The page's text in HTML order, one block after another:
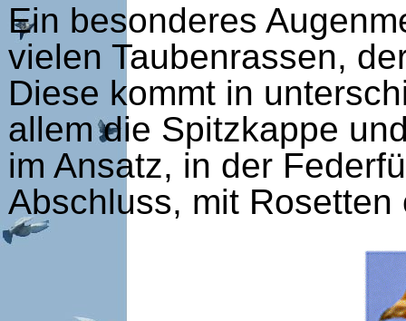
Ein besonderes
vielen Taubenrassen,
Diese kommt in
allem die Spitzkappe
im Ansatz, in der
Abschluss, mit